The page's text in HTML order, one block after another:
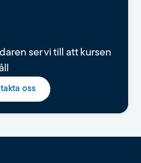
ser vi till att kursen
oss